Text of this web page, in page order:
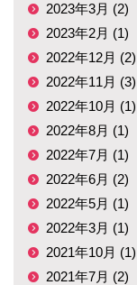
2023年3月 (2)
2023年2月 (1)
2022年12月 (2)
2022年11月 (3)
2022年10月 (1)
2022年8月 (1)
2022年7月 (1)
2022年6月 (2)
2022年5月 (1)
2022年3月 (1)
2021年10月 (1)
2021年7月 (2)